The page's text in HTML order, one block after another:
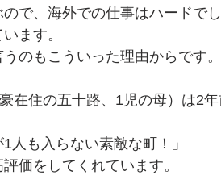
で、海外での仕事はハードでし
ます。
のもこういった理由からです。
在住の五十路、1児の母）は2年
人も入らない素敵な町！」
価をしてくれています。